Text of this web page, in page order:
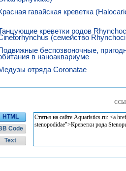
гавайская креветка
креветки родов
(семейство
беспозвоночные,
в наноаквариуме
отряда Coronatae
HTML
Code
Text